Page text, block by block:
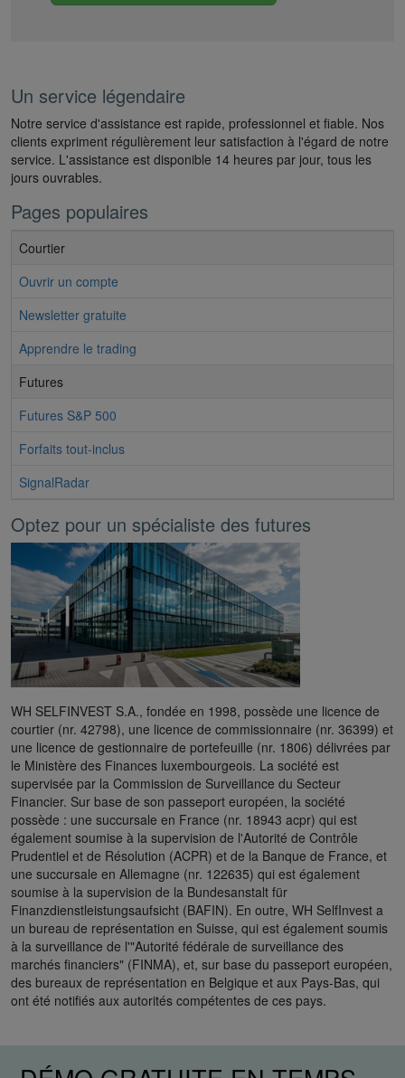
Un service légendaire
Notre service d'assistance est rapide, professionnel et fiable. Nos
clients expriment régulièrement leur satisfaction à l'égard de notre
service. L'assistance est disponible 14 heures par jour, tous les
jours ouvrables.
Pages populaires
Courtier
Ouvrir un compte
Newsletter gratuite
Apprendre le trading
Futures
Futures S&P 500
Forfaits tout-inclus
SignalRadar
Optez pour un spécialiste des futures
WH SELFINVEST S.A., fondée en 1998, possède une licence de
courtier (nr. 42798), une licence de commissionnaire (nr. 36399) et
une licence de gestionnaire de portefeuille (nr. 1806) délivrées par
le Ministère des Finances luxembourgeois. La société est
supervisée par la Commission de Surveillance du Secteur
Financier. Sur base de son passeport européen, la société
possède : une succursale en France (nr. 18943 acpr) qui est
également soumise à la supervision de l'Autorité de Contrôle
Prudentiel et de Résolution (ACPR) et de la Banque de France, et
une succursale en Allemagne (nr. 122635) qui est également
soumise à la supervision de la Bundesanstalt für
Finanzdienstleistungsaufsicht (BAFIN). En outre, WH SelfInvest a
un bureau de représentation en Suisse, qui est également soumis
à la surveillance de l'"Autorité fédérale de surveillance des
marchés financiers" (FINMA), et, sur base du passeport européen,
des bureaux de représentation en Belgique et aux Pays-Bas, qui
ont été notifiés aux autorités compétentes de ces pays.